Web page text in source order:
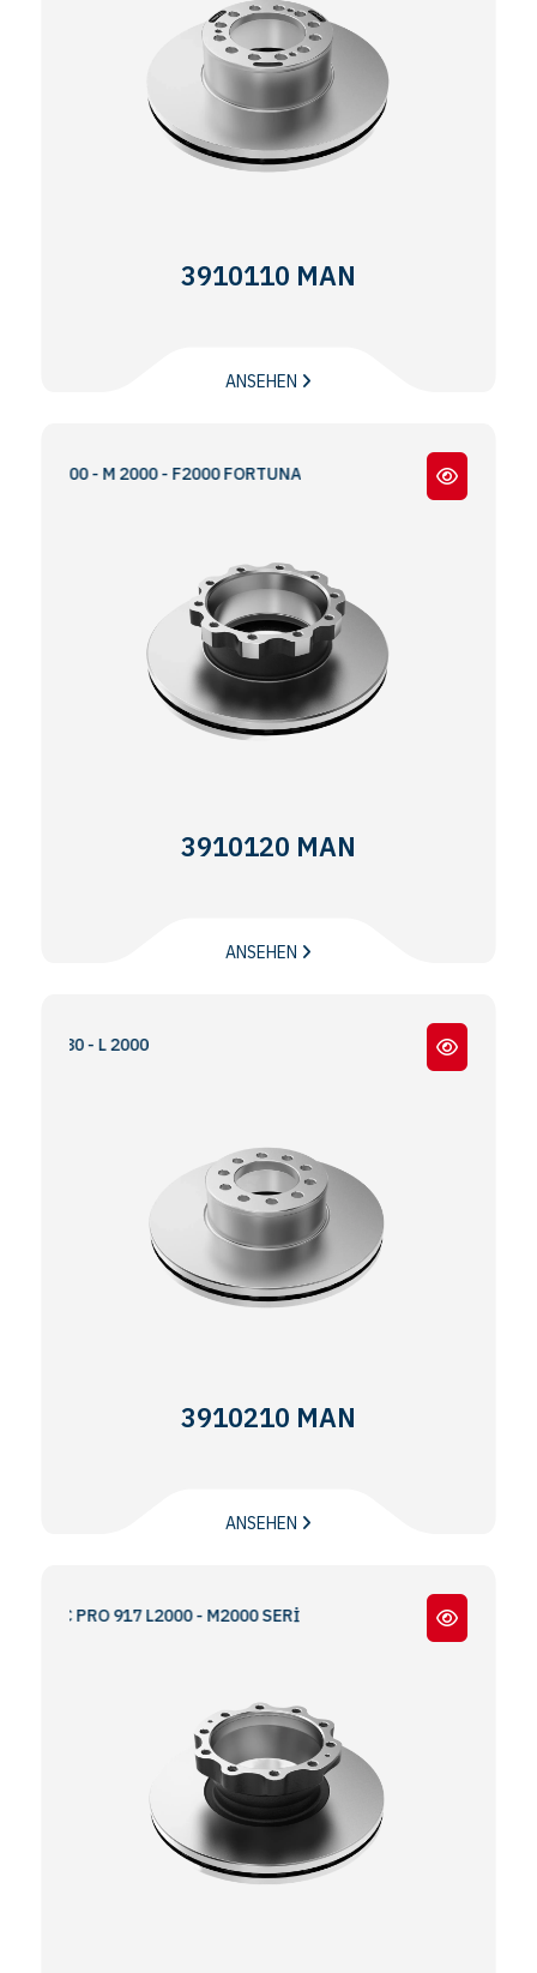
3910110 MAN
ANSEHEN
- M 2000 - F2000 FORTUNA
3910120 MAN
ANSEHEN
- L 2000
3910210 MAN
ANSEHEN
PRO 917 L2000 - M2000 SERİ